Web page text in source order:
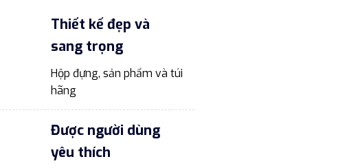
Thiết kế đẹp và
sang trọng
Hộp đựng, sản phẩm và túi
hãng
Được người dùng
yêu thích